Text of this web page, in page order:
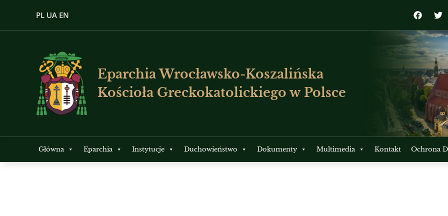
PL UA EN
Eparchia Wrocławsko-Koszalińska
Kościoła Greckokatolickiego w Polsce
Główna Eparchia Instytucje Duchowieństwo Dokumenty Multimedia Kontakt Ochrona